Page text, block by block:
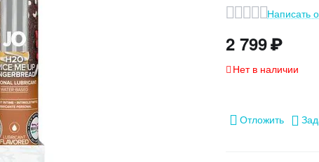
Написать
2 799₽
Нет в наличии
Отложить